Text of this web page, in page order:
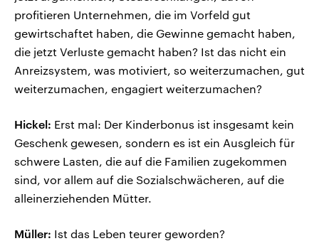
profitieren Unternehmen, die im Vorfeld gut
gewirtschaftet haben, die Gewinne gemacht haben,
die jetzt Verluste gemacht haben? Ist das nicht ein
Anreizsystem, was motiviert, so weiterzumachen, gut
weiterzumachen, engagiert weiterzumachen?
Hickel: Erst mal: Der Kinderbonus ist insgesamt kein
Geschenk gewesen, sondern es ist ein Ausgleich für
schwere Lasten, die auf die Familien zugekommen
sind, vor allem auf die Sozialschwächeren, auf die
alleinerziehenden Mütter.
Müller: Ist das Leben teurer geworden?